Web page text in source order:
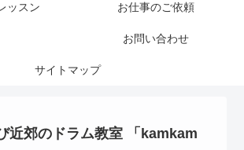
ッスン お仕事のご依頼
お問い合わせ
サイトマップ
近郊のドラム教室 「kamkam